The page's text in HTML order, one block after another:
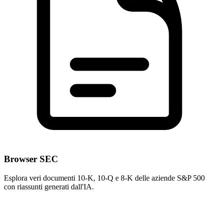
Browser SEC
Esplora veri documenti 10-K, 10-Q e 8-K delle aziende S&P 500
con riassunti generati dall'IA.